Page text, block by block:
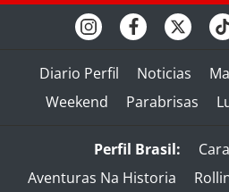
Diario Perfil Noticias
Weekend
Parabrisas
Perfil Brasil:
Aventuras Na Historia